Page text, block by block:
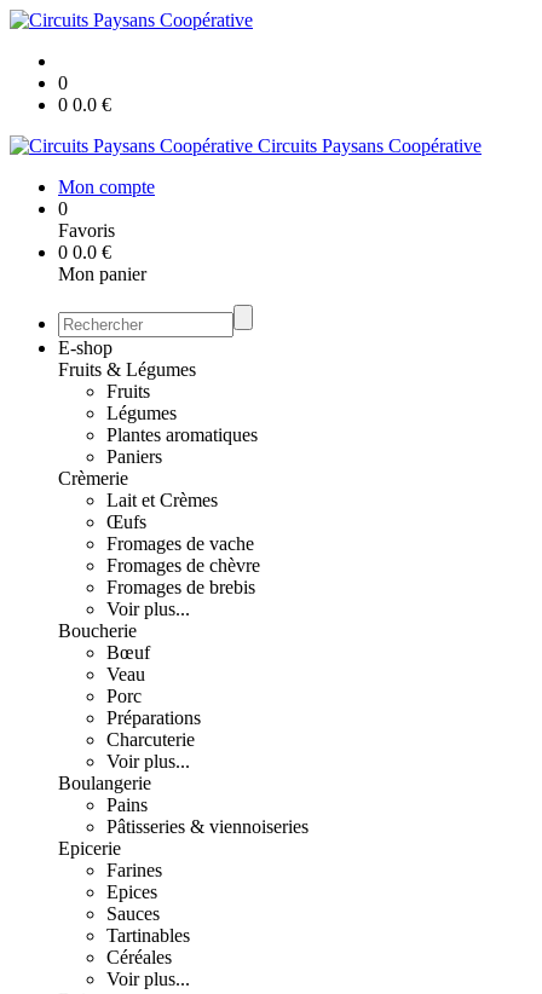
0
0 0.0 €
Circuits Paysans Coopérative
Mon compte
0
Favoris
0 0.0 €
Mon panier
E-shop
Fruits & Légumes
Fruits
Légumes
Plantes aromatiques
Paniers
Crèmerie
Lait et Crèmes
Œufs
Fromages de vache
Fromages de chèvre
Fromages de brebis
Voir plus...
Boucherie
Bœuf
Veau
Porc
Préparations
Charcuterie
Voir plus...
Boulangerie
Pains
Pâtisseries & viennoiseries
Epicerie
Farines
Epices
Sauces
Tartinables
Céréales
Voir plus...